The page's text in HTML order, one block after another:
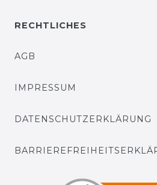
RECHTLICHES
AGB
IMPRESSUM
DATENSCHUTZERKLÄRUNG